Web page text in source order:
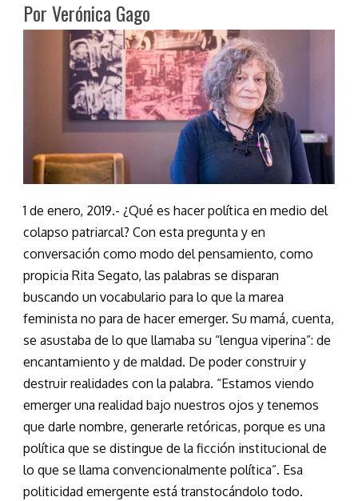
Por Verónica Gago
1 de enero, 2019.- ¿Qué es hacer política en medio del
colapso patriarcal? Con esta pregunta y en
conversación como modo del pensamiento, como
propicia Rita Segato, las palabras se disparan
buscando un vocabulario para lo que la marea
feminista no para de hacer emerger. Su mamá, cuenta,
se asustaba de lo que llamaba su “lengua viperina”: de
encantamiento y de maldad. De poder construir y
destruir realidades con la palabra. “Estamos viendo
emerger una realidad bajo nuestros ojos y tenemos
que darle nombre, generarle retóricas, porque es una
política que se distingue de la ficción institucional de
lo que se llama convencionalmente política”. Esa
politicidad emergente está transtocándolo todo.